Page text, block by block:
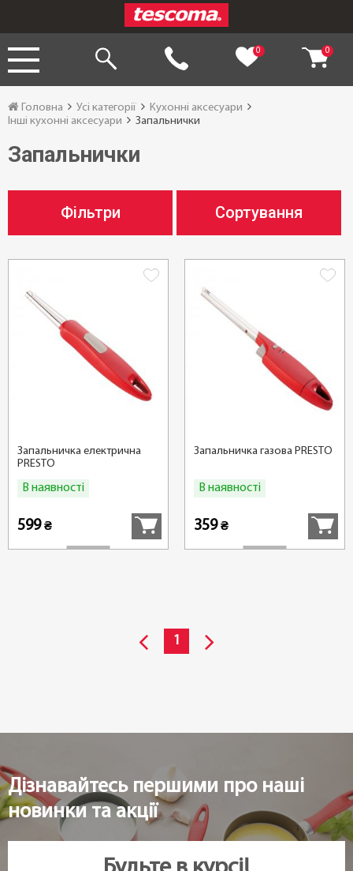
0 0
Головна Усі категорії
Кухонні аксесуари
Інші кухонні аксесуари
Запальнички
Запальнички
Фільтри Сортування
Запальничка електрична
PRESTO
В наявності
599₴
Запальничка газова PRESTO
В наявності
359₴
1
Дізнавайтесь першими про наші
новинки та акції